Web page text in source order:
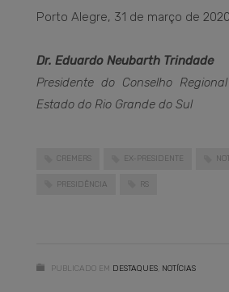
Porto Alegre, 31 de março de
Dr. Eduardo Neubarth Trindade
Presidente do Conselho
Estado do Rio Grande do Sul
CREMERS EX-PRESIDENTE
PRESIDÊNCIA RS
PUBLICADO EM DESTAQUES NOTÍCIAS